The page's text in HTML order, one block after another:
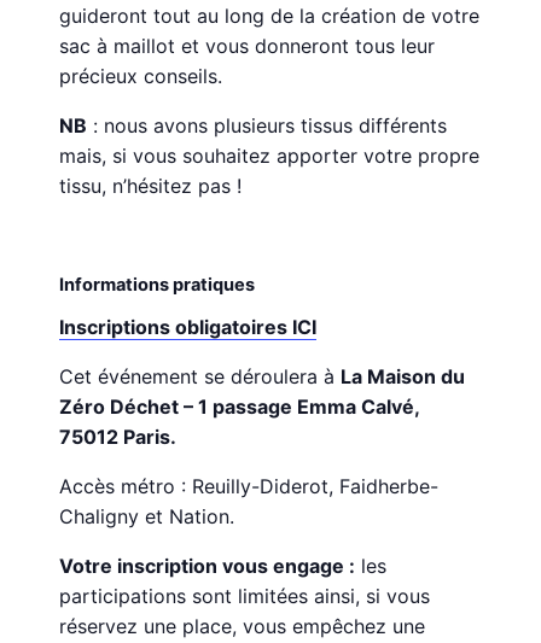
guideront tout au long de la création de votre
sac à maillot et vous donneront tous leur
précieux conseils.
NB : nous avons plusieurs tissus différents
mais, si vous souhaitez apporter votre propre
tissu, n’hésitez pas !
Informations pratiques
Inscriptions obligatoires ICI
Cet événement se déroulera à La Maison du
Zéro Déchet – 1 passage Emma Calvé,
75012 Paris.
Accès métro : Reuilly-Diderot, Faidherbe-
Chaligny et Nation.
Votre inscription vous engage : les
participations sont limitées ainsi, si vous
réservez une place, vous empêchez une